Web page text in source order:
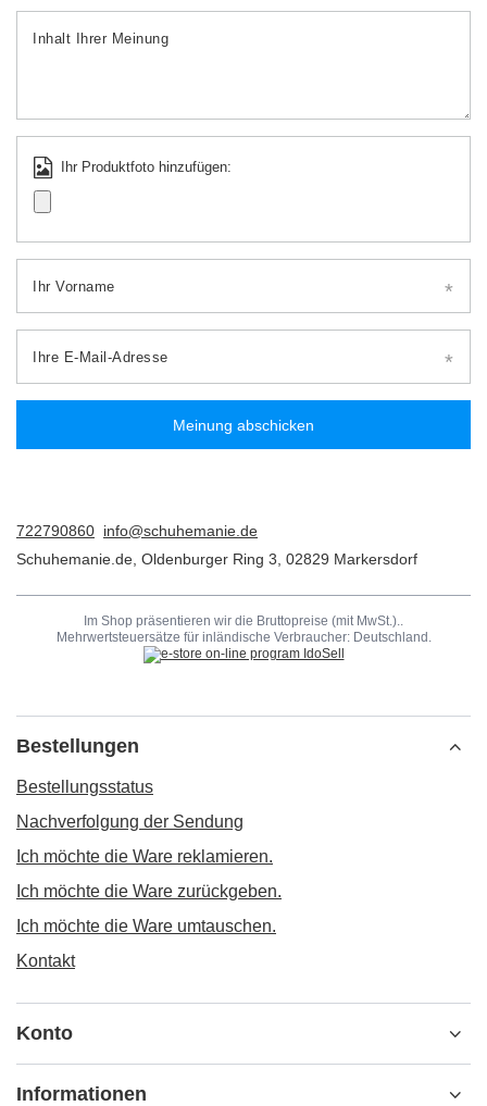
Inhalt Ihrer Meinung
Ihr Produktfoto hinzufügen:
Ihr Vorname
Ihre E-Mail-Adresse
Meinung abschicken
722790860 info@schuhemanie.de
Schuhemanie.de Oldenburger Ring 3 02829 Markersdorf
Im Shop präsentieren wir die Bruttopreise (mit MwSt.)..
Mehrwertsteuersätze für inländische Verbraucher: Deutschland .
Bestellungen
Bestellungsstatus
Nachverfolgung der Sendung
Ich möchte die Ware reklamieren.
Ich möchte die Ware zurückgeben.
Ich möchte die Ware umtauschen.
Kontakt
Konto
Informationen